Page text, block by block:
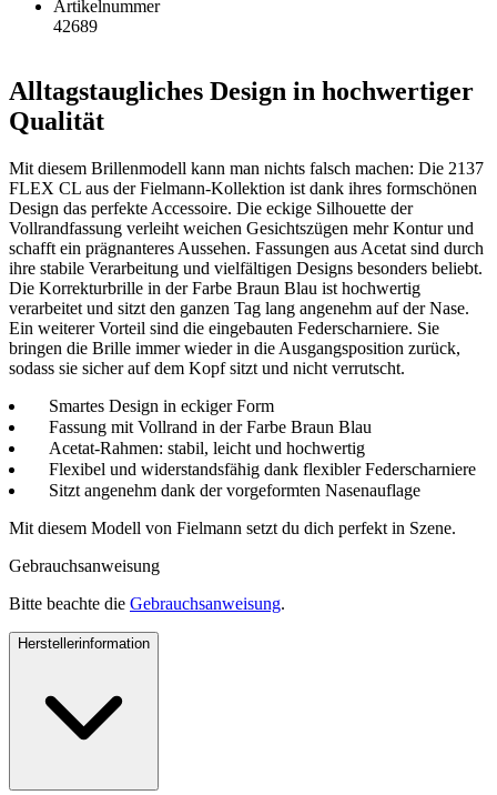
Artikelnummer
42689
Alltagstaugliches Design in hochwertiger
Qualität
Mit diesem Brillenmodell kann man nichts falsch machen: Die 2137
FLEX CL aus der Fielmann-Kollektion ist dank ihres formschönen
Design das perfekte Accessoire. Die eckige Silhouette der
Vollrandfassung verleiht weichen Gesichtszügen mehr Kontur und
schafft ein prägnanteres Aussehen. Fassungen aus Acetat sind durch
ihre stabile Verarbeitung und vielfältigen Designs besonders beliebt.
Die Korrekturbrille in der Farbe Braun Blau ist hochwertig
verarbeitet und sitzt den ganzen Tag lang angenehm auf der Nase.
Ein weiterer Vorteil sind die eingebauten Federscharniere. Sie
bringen die Brille immer wieder in die Ausgangsposition zurück,
sodass sie sicher auf dem Kopf sitzt und nicht verrutscht.
Smartes Design in eckiger Form
Fassung mit Vollrand in der Farbe Braun Blau
Acetat-Rahmen: stabil, leicht und hochwertig
Flexibel und widerstandsfähig dank flexibler Federscharniere
Sitzt angenehm dank der vorgeformten Nasenauflage
Mit diesem Modell von Fielmann setzt du dich perfekt in Szene.
Gebrauchsanweisung
Bitte beachte die Gebrauchsanweisung.
Herstellerinformation